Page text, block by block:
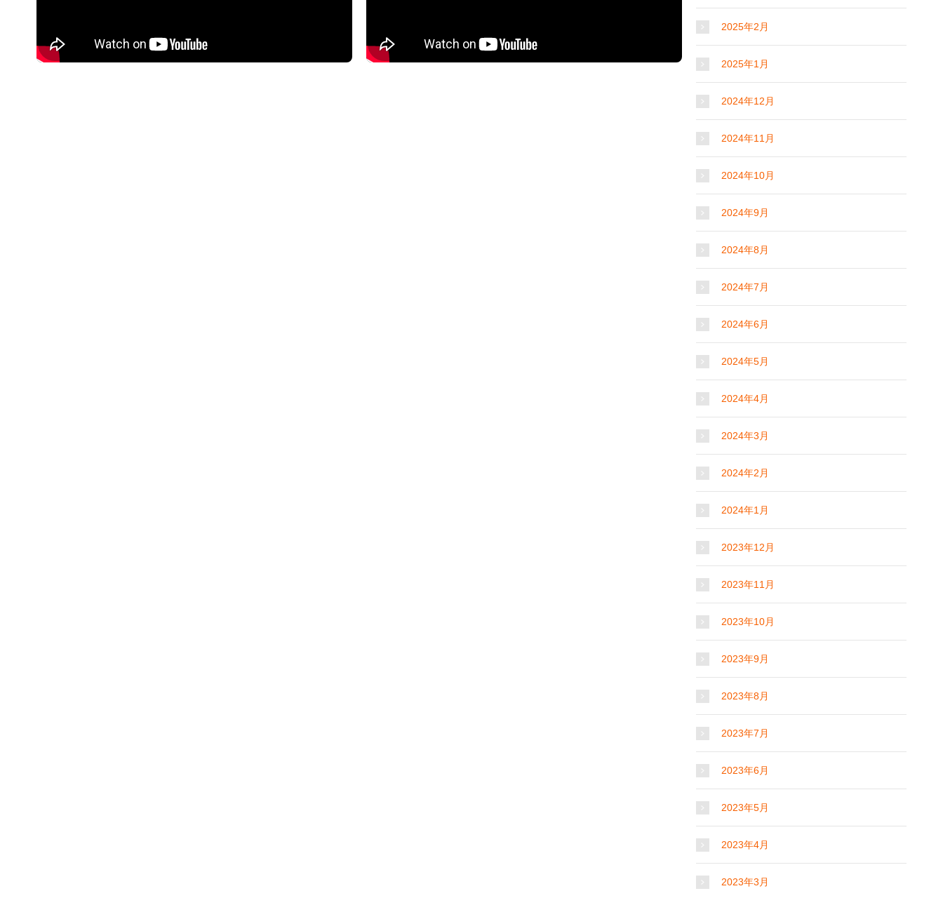
2025年2月
2025年1月
2024年12月
2024年11月
2024年10月
2024年9月
2024年8月
2024年7月
2024年6月
2024年5月
2024年4月
2024年3月
2024年2月
2024年1月
2023年12月
2023年11月
2023年10月
2023年9月
2023年8月
2023年7月
2023年6月
2023年5月
2023年4月
2023年3月